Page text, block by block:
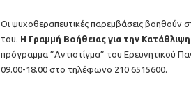
Οι ψυχοθεραπευτικές παρεμβάσεις βοηθούν
του. Η Γραμμή Βοήθειας για την Κατάθλιψη
πρόγραμμα ”Αντιστίγμα” του Ερευνητικού
09.00-18.00 στο τηλέφωνο 210 6515600.